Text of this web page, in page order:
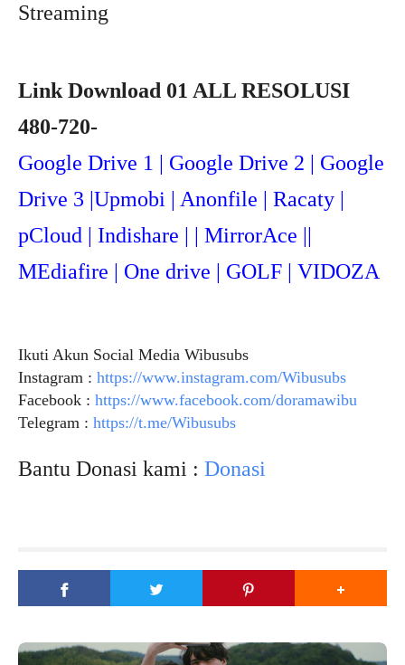
Streaming
Link Download 01 ALL RESOLUSI
480-720-
Google Drive 1 | Google Drive 2 | Google
Drive 3 |Upmobi | Anonfile | Racaty |
pCloud | Indishare | | MirrorAce ||
MEdiafire | One drive | GOLF | VIDOZA
Ikuti Akun Social Media Wibusubs
Instagram : https://www.instagram.com/Wibusubs
Facebook : https://www.facebook.com/doramawibu
Telegram : https://t.me/Wibusubs
Bantu Donasi kami : Donasi